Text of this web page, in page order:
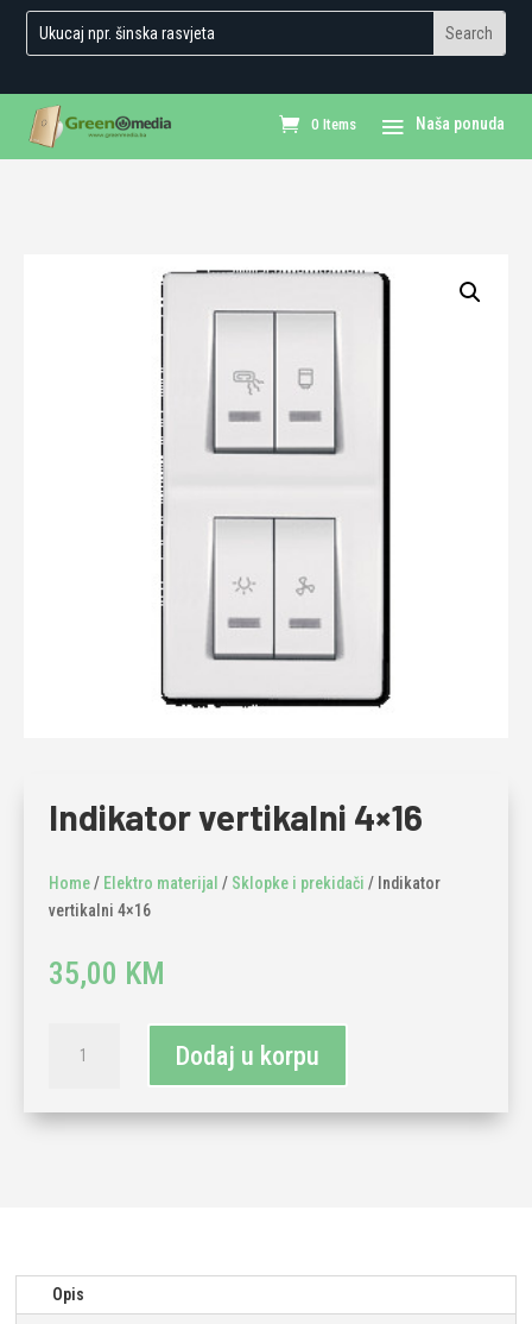
0 Items
Indikator vertikalni 4×16
Home/ Elektro materijal / Sklopke i prekidači / Indikator
vertikalni 4×16
35,00 KM
vertikalni
količina
Dodaj u korpu
Opis